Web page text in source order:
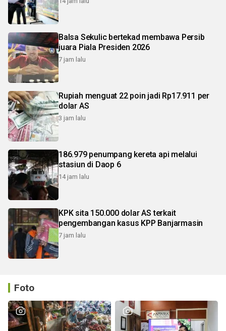
Balsa Sekulic bertekad membawa Persib
juara Piala Presiden 2026
7 jam lalu
Rupiah menguat 22 poin jadi Rp17.911 per
dolar AS
3 jam lalu
186.979 penumpang kereta api melalui
stasiun di Daop 6
14 jam lalu
KPK sita 150.000 dolar AS terkait
pengembangan kasus KPP Banjarmasin
7 jam lalu
Foto